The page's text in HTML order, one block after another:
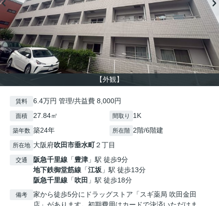
【外観】
賃料 6.4万円 管理/共益費 8,000円
面積 27.84㎡ 間取り 1K
築年数 築24年 所在階 2階/6階建
所在地 大阪府吹田市垂水町２丁目
交通 阪急千里線 「豊津 」駅 徒歩9分
地下鉄御堂筋線 「江坂 」駅 徒歩13分
阪急千里線 「吹田 」駅 徒歩18分
備考
家から徒歩5分にドラッグストア「スギ薬局 吹田金田